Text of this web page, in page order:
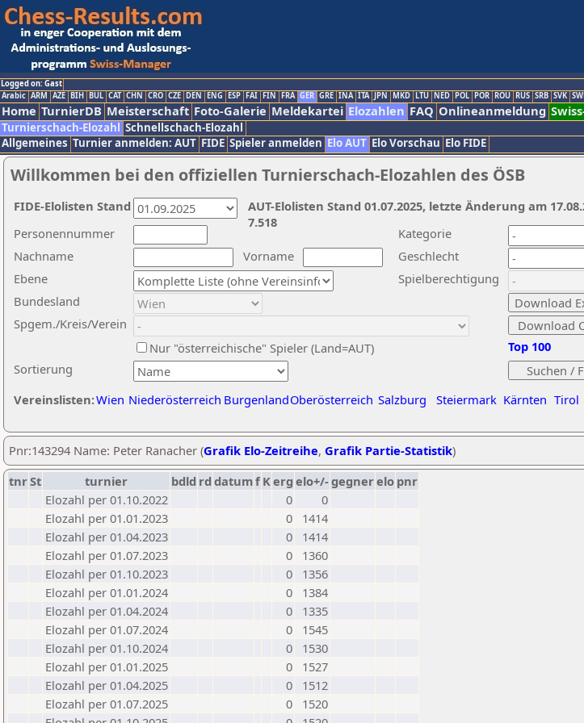
Logged on: Gast
Arabic ARM AZE BIH BUL CAT CHN CRO CZE DEN ENG ESP FAI FIN FRA GER GRE INA ITA JPN MKD LTU NED POL POR ROU RUS SRB SVK
Home TurnierDB Meisterschaft Foto-Galerie Meldekartei Elozahlen FAQ Onlineanmeldung
Turnierschach-Elozahl Schnellschach-Elozahl
Allgemeines Turnier anmelden: AUT FIDE Spieler anmelden Elo AUT Elo Vorschau Elo FIDE
Willkommen bei den offiziellen Turnierschach-Elozahlen des ÖSB
Nachname
Vorname
Ebene
Kategorie
Sortierung
Personennummer
Bundesland
Spgem./Kreis/Verein
Geschlecht
Nur "österreichische" Spieler (Land=AUT)
Spielberechtigung
Vereinslisten:Wien Niederösterreich BurgenlandOberösterreich Salzburg Steiermark Kärnten Tirol
Top 100
AUT-Elolisten Stand 01.07.2025, letzte Änderung am
7.518
FIDE-Elolisten Stand
Pnr:143294 Name: Peter Ranacher (Grafik Elo-Zeitreihe, Grafik Partie-Statistik)
tnrSt turnier bdld rd datumf Kerg elo+/-gegnerelo pnr
Elozahl per 01.10.2022
0
0
Elozahl per 01.01.2023
0
1414
Elozahl per 01.04.2023
0
1414
Elozahl per 01.07.2023
0
1360
Elozahl per 01.10.2023
0
1356
Elozahl per 01.01.2024
0
1384
Elozahl per 01.04.2024
0
1335
Elozahl per 01.07.2024
0
1545
Elozahl per 01.10.2024
0
1530
Elozahl per 01.01.2025
0
1527
Elozahl per 01.04.2025
0
1512
Elozahl per 01.07.2025
0
1520